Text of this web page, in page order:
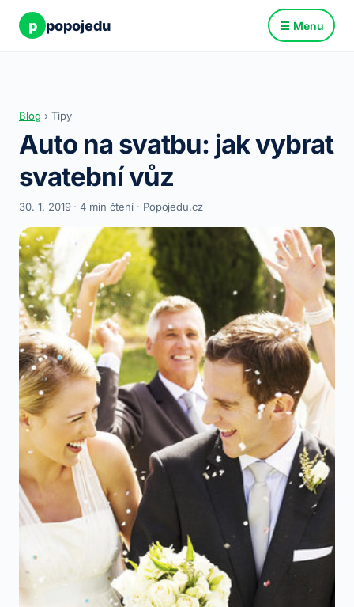
p popojedu ☰ Menu
Blog › Tipy
Auto na svatbu: jak vybrat
svatební vůz
30. 1. 2019 · 4 min čtení · Popojedu.cz